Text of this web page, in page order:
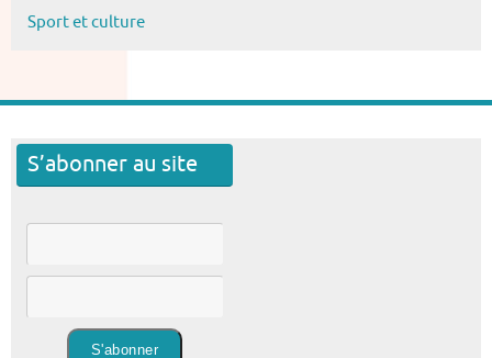
Sport et culture
S’abonner au site